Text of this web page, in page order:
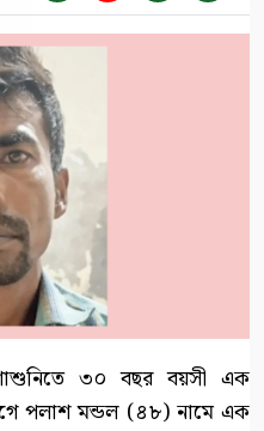
৩০ বছর বয়সী এক
পলাশ মন্ডল (৪৮) নামে এক